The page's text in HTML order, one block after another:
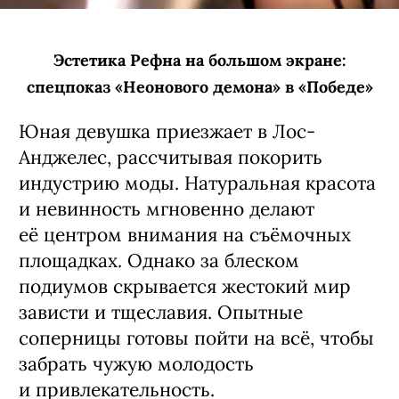
Эстетика Рефна на большом экране:
спецпоказ «Неонового демона» в «Победе»
Юная девушка приезжает в Лос-
Анджелес, рассчитывая покорить
индустрию моды. Натуральная красота
и невинность мгновенно делают
её центром внимания на съёмочных
площадках. Однако за блеском
подиумов скрывается жестокий мир
зависти и тщеславия. Опытные
соперницы готовы пойти на всё, чтобы
забрать чужую молодость
и привлекательность.